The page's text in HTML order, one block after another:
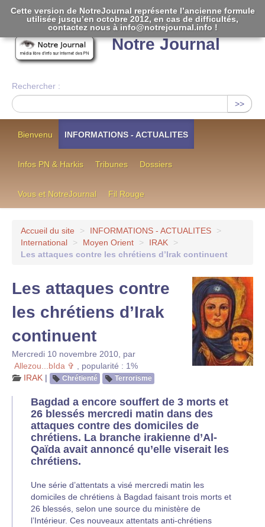
Notre Journal
Rechercher :
>>
Bienvenu INFORMATIONS - ACTUALITES
Infos PN & Harkis Tribunes Dossiers
Vous et NotreJournal Fil Rouge
Accueil du site > INFORMATIONS - ACTUALITES
>
International
> Moyen Orient > IRAK
>
Les attaques contre les chrétiens d’Irak continuent
Les attaques contre
les chrétiens d’Irak
continuent
Mercredi 10 novembre 2010 par
Allezou...bIda ✞
popularité : 1%
IRAK | Chrétienté Terrorisme
Bagdad a encore souffert de 3 morts et
26 blessés mercredi matin dans des
attaques contre des domiciles de
chrétiens. La branche irakienne d’Al-
Qaïda avait annoncé qu’elle viserait les
chrétiens.
Une série d’attentats a visé mercredi matin les
domiciles de chrétiens à Bagdad faisant trois morts et
26 blessés, selon une source du ministère de
l’Intérieur. Ces nouveaux attentats anti-chrétiens
Cette version de NotreJournal représente l’ancienne formule
utilisée jusqu’en octobre 2012, en cas de difficultés,
contactez nous à info@notrejournal.info !